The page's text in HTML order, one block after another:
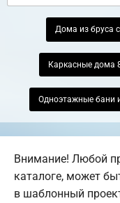
Дома из бруса
Каркасные дома
Одноэтажные бани
Внимание! Любой
каталоге, может
в шаблонный